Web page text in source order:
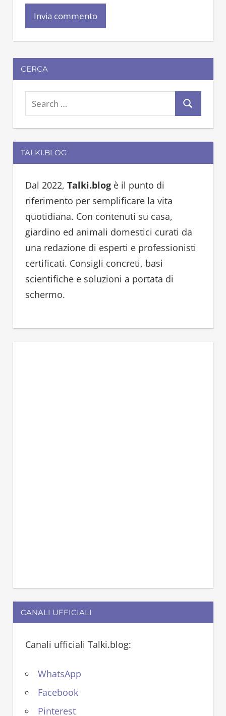
CERCA
e
a
r
c
f
o
r
:
e
a
TALKI.BLOG
Dal 2022, Talki.blogè il punto di
riferimento per semplificare la vita
quotidiana. Con contenuti su casa,
giardino ed animali domestici curati da
una redazione di esperti e professionisti
certificati. Consigli concreti, basi
scientifiche e soluzioni a portata di
schermo.
CANALI UFFICIALI
Canali ufficiali Talki.blog:
WhatsApp
Facebook
Pinterest